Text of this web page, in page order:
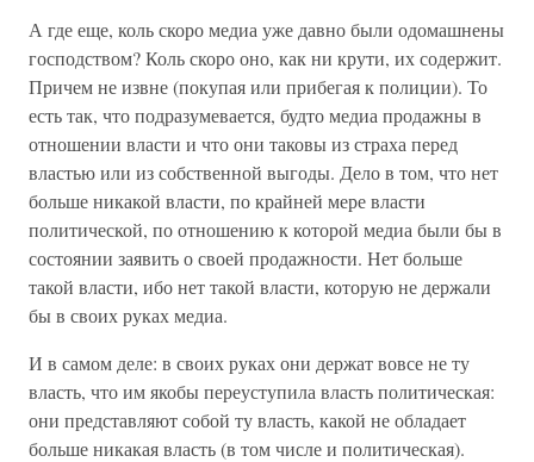
А где еще, коль скоро медиа уже давно были одомашнены
господством? Коль скоро оно, как ни крути, их содержит.
Причем не извне (покупая или прибегая к полиции). То
есть так, что подразумевается, будто медиа продажны в
отношении власти и что они таковы из страха перед
властью или из собственной выгоды. Дело в том, что нет
больше никакой власти, по крайней мере власти
политической, по отношению к которой медиа были бы в
состоянии заявить о своей продажности. Нет больше
такой власти, ибо нет такой власти, которую не держали
бы в своих руках медиа.
И в самом деле: в своих руках они держат вовсе не ту
власть, что им якобы переуступила власть политическая:
они представляют собой ту власть, какой не обладает
больше никакая власть (в том числе и политическая).